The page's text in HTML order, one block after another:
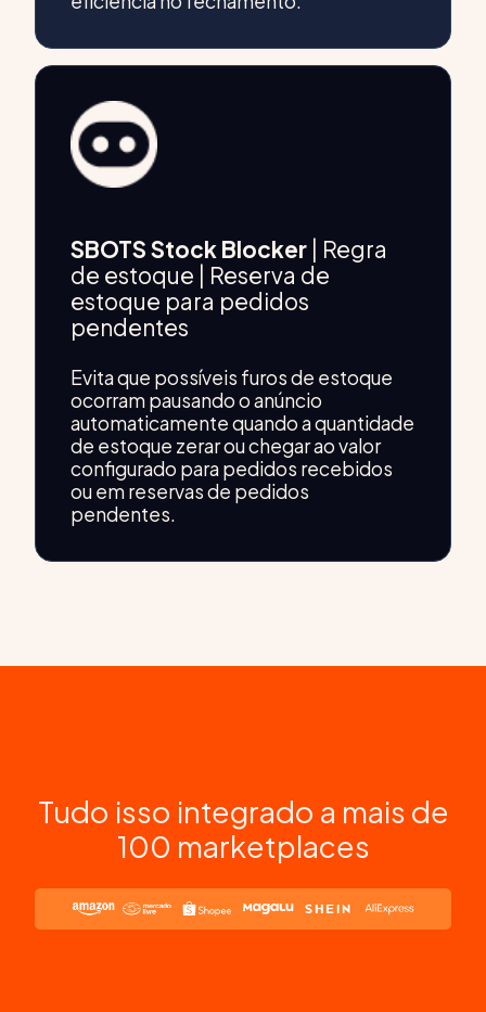
SBOTS Stock Blocker | Regra
de estoque | Reserva de
estoque para pedidos
pendentes
Evita que possíveis furos de estoque
ocorram pausando o anúncio
automaticamente quando a quantidade
de estoque zerar ou chegar ao valor
configurado para pedidos recebidos
ou em reservas de pedidos
pendentes.
Tudo isso integrado a mais de
100 marketplaces